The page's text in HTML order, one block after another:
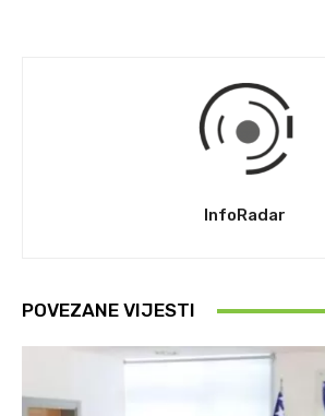
InfoRadar
POVEZANE VIJESTI